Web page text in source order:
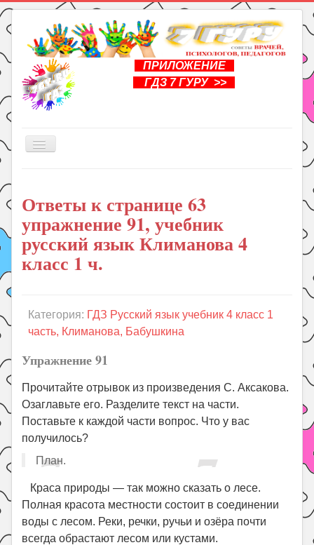
ПРИЛОЖЕНИЕ
ГДЗ 7 ГУРУ >>
Включить/
Книги
Рукоделие
Подготовка к школе
Уроки
Праздники
Летом!
Поиск
Ответы к странице 63
упражнение 91, учебник
русский язык Климанова 4
класс 1 ч.
Категория: ГДЗ Русский язык учебник 4 класс 1
часть, Климанова, Бабушкина
Упражнение 91
Прочитайте отрывок из произведения С. Аксакова.
Озаглавьте его. Разделите текст на части.
Поставьте к каждой части вопрос. Что у вас
получилось?
План.
Краса природы — так можно сказать о лесе.
Полная красота местности состоит в соединении
воды с лесом. Реки, речки, ручьи и озёра почти
всегда обрастают лесом или кустами.